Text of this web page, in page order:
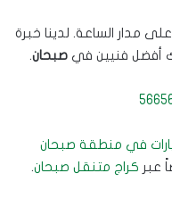
مدار الساعة. لدينا خبرة
أفضل فنيين في صبحان.
في منطقة صبحان
عبر كراج متنقل صبحان.